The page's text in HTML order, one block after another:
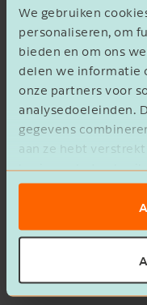
We gebruiken
personaliseren, om
bieden en om ons
delen we informatie
onze partners voor
analysedoeleinden.
gegevens
aan ze hebt
basis van het
brandstoftype.
Let op! De
30 juni 2026
Verhoging
werknemers
motie aan om de
bedrijven tot 250
november 2025
afschaffing